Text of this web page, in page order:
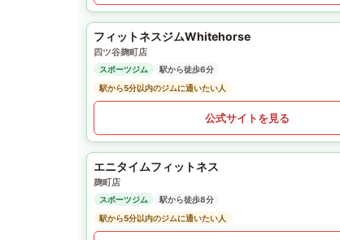
フィットネスジムWhitehorse
四ツ谷麹町店
スポーツジム
駅から徒歩6分
駅から5分以内のジムに通いたい人
公式サイトを見る
エニタイムフィットネス
麹町店
スポーツジム
駅から徒歩8分
駅から5分以内のジムに通いたい人